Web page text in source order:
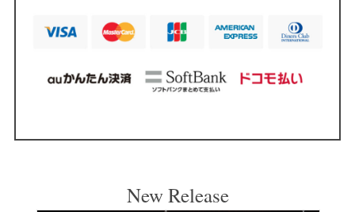
New Release